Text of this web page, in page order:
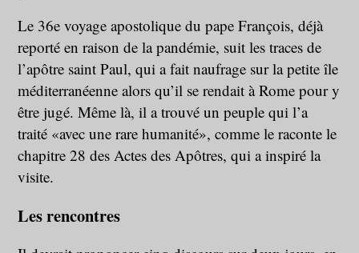
Le 36e voyage apostolique du pape François, déjà
reporté en raison de la pandémie, suit les traces de
l’apôtre saint Paul, qui a fait naufrage sur la petite île
méditerranéenne alors qu’il se rendait à Rome pour y
être jugé. Même là, il a trouvé un peuple qui l’a
traité «avec une rare humanité», comme le raconte le
chapitre 28 des Actes des Apôtres, qui a inspiré la
visite.
Les rencontres